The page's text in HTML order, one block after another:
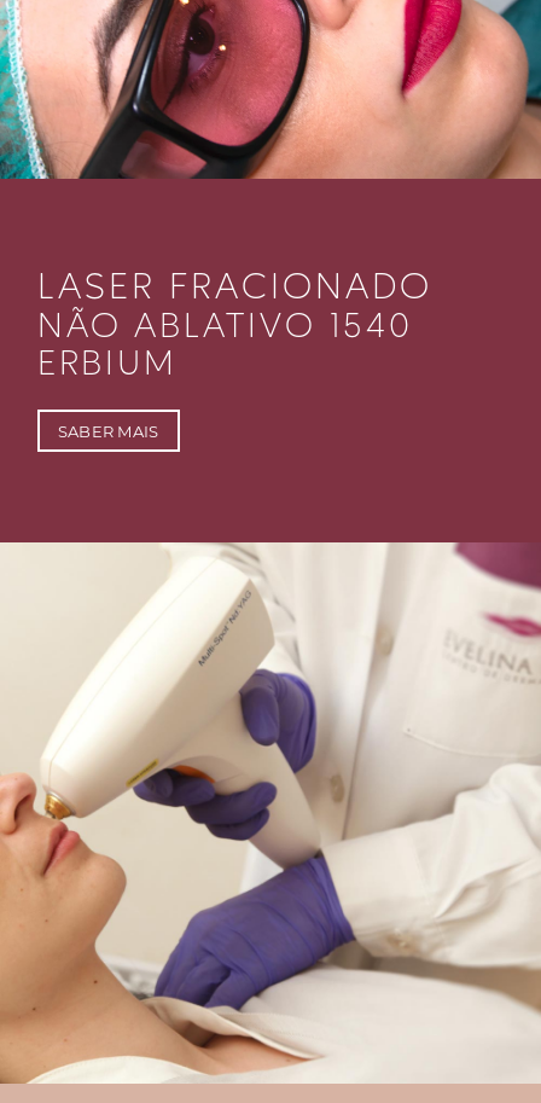
LASER FRACIONADO
NÃO ABLATIVO 1540
ERBIUM
SABER MAIS